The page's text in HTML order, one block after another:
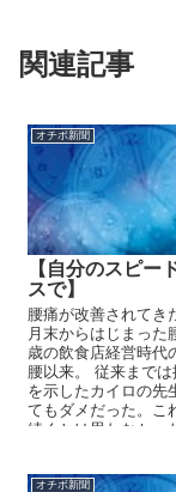
関連記事
オチボ新聞
【自分のスピー
スで】
腰痛が改善されてき
月末からはじまった
歳の飲食店経営時代
腰以来。 従来まで
を示したカイロの先
てもダメだった。こ
続くとは思わなかっ
オチボ新聞